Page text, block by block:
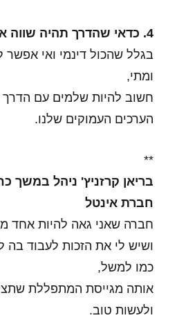
4. כדאי שהדרך תהיה שווה את זה.
בגלל שהכול דינמי ואי
ומתי,
חשוב להיות שלמים עם הדרך
הערכים העמוקים שלנו.
**
בריאן קרזניץ' ניהל במשך
חברת אינטל
חברה שאני גאה להיות אחד
ושיש לי את הזכות לעבוד בה
כמו למשל,
אותה מגייסת המתפללת
ולעשות טוב.